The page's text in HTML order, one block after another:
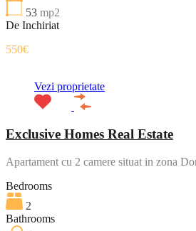
53 mp2
De Inchiriat
550€
Vezi proprietate
Exclusive Homes Real Estate
Apartament cu 2 camere situat in zona
Bedrooms
2
Bathrooms